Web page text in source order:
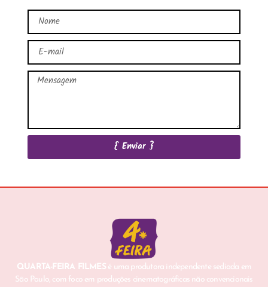
{ Enviar }
QUARTA-FEIRA FILMESé uma produtora independente sediada em
São Paulo, com foco em produções cinematográficas não convencionais